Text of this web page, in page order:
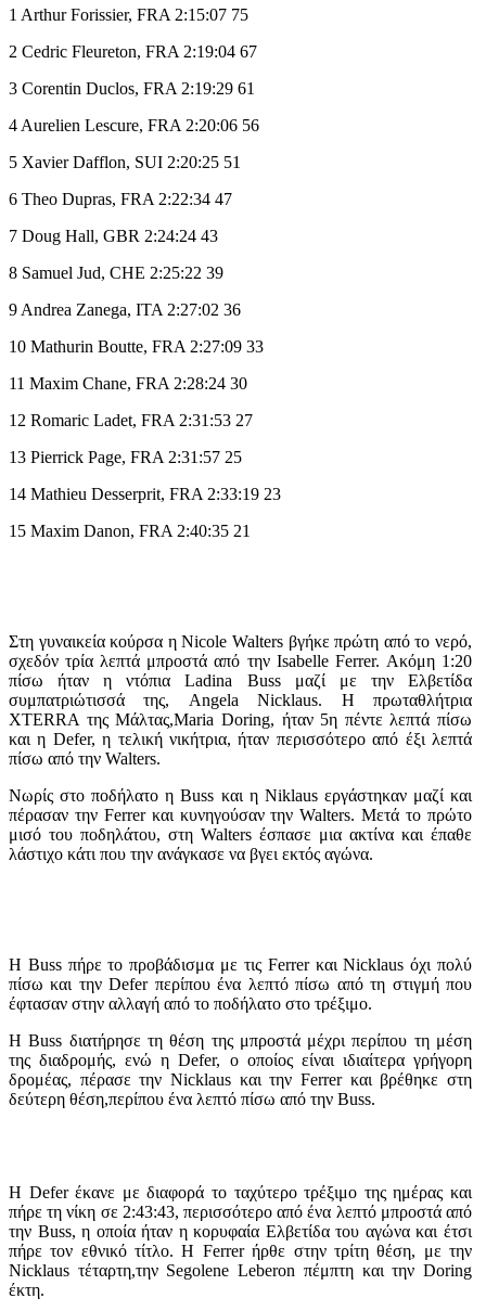
1 Arthur Forissier, FRA 2:15:07 75
2 Cedric Fleureton, FRA 2:19:04 67
3 Corentin Duclos, FRA 2:19:29 61
4 Aurelien Lescure, FRA 2:20:06 56
5 Xavier Dafflon, SUI 2:20:25 51
6 Theo Dupras, FRA 2:22:34 47
7 Doug Hall, GBR 2:24:24 43
8 Samuel Jud, CHE 2:25:22 39
9 Andrea Zanega, ITA 2:27:02 36
10 Mathurin Boutte, FRA 2:27:09 33
11 Maxim Chane, FRA 2:28:24 30
12 Romaric Ladet, FRA 2:31:53 27
13 Pierrick Page, FRA 2:31:57 25
14 Mathieu Desserprit, FRA 2:33:19 23
15 Maxim Danon, FRA 2:40:35 21
Στη γυναικεία κούρσα η Nicole Walters βγήκε πρώτη από το νερό,
σχεδόν τρία λεπτά μπροστά από την Isabelle Ferrer. Ακόμη 1:20
πίσω ήταν η ντόπια Ladina Buss μαζί με την Ελβετίδα
συμπατριώτισσά της, Angela Nicklaus. Η πρωταθλήτρια
XTERRA της Μάλτας,Maria Doring, ήταν 5η πέντε λεπτά πίσω
και η Defer, η τελική νικήτρια, ήταν περισσότερο από έξι λεπτά
πίσω από την Walters.
Νωρίς στο ποδήλατο η Buss και η Niklaus εργάστηκαν μαζί και
πέρασαν την Ferrer και κυνηγούσαν την Walters. Μετά το πρώτο
μισό του ποδηλάτου, στη Walters έσπασε μια ακτίνα και έπαθε
λάστιχο κάτι που την ανάγκασε να βγει εκτός αγώνα.
Η Buss πήρε το προβάδισμα με τις Ferrer και Nicklaus όχι πολύ
πίσω και την Defer περίπου ένα λεπτό πίσω από τη στιγμή που
έφτασαν στην αλλαγή από το ποδήλατο στο τρέξιμο.
Η Buss διατήρησε τη θέση της μπροστά μέχρι περίπου τη μέση
της διαδρομής, ενώ η Defer, ο οποίος είναι ιδιαίτερα γρήγορη
δρομέας, πέρασε την Nicklaus και την Ferrer και βρέθηκε στη
δεύτερη θέση,περίπου ένα λεπτό πίσω από την Buss.
Η Defer έκανε με διαφορά το ταχύτερο τρέξιμο της ημέρας και
πήρε τη νίκη σε 2:43:43, περισσότερο από ένα λεπτό μπροστά από
την Buss, η οποία ήταν η κορυφαία Ελβετίδα του αγώνα και έτσι
πήρε τον εθνικό τίτλο. Η Ferrer ήρθε στην τρίτη θέση, με την
Nicklaus τέταρτη,την Segolene Leberon πέμπτη και την Doring
έκτη.